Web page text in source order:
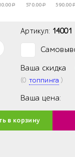
Р 570.00Р 590.00Р
Артикул: 14001
Ваша скидка
(0 топпинга )
Ваша цена:
в корзину